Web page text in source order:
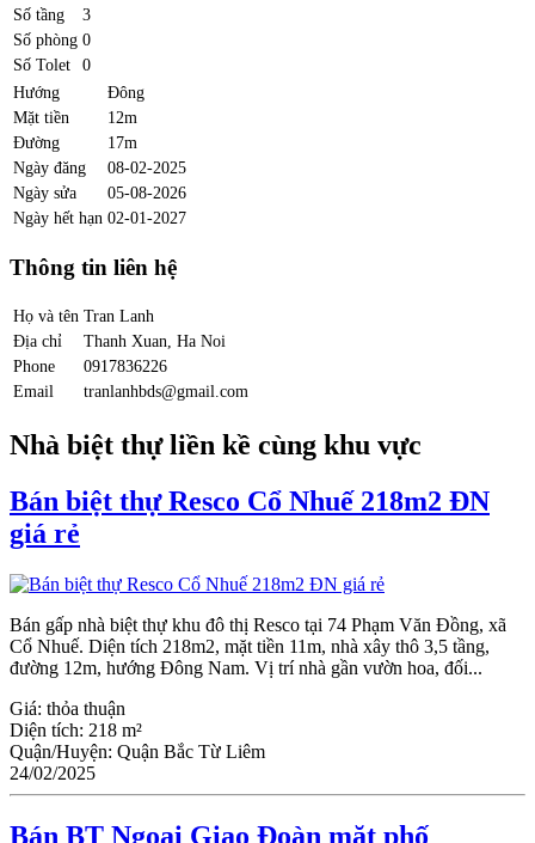
Số tầng
3
Số phòng 0
Số Tolet
0
Hướng
Đông
Mặt tiền
12m
Đường
17m
Ngày đăng
08-02-2025
Ngày sửa
05-08-2026
Ngày hết hạn 02-01-2027
Thông tin liên hệ
Họ và tên Tran Lanh
Địa chỉ
Thanh Xuan, Ha Noi
Phone
0917836226
Email
tranlanhbds@gmail.com
Nhà biệt thự liền kề cùng khu vực
Bán biệt thự Resco Cổ Nhuế 218m2 ĐN
giá rẻ
Bán gấp nhà biệt thự khu đô thị Resco tại 74 Phạm Văn Đồng, xã
Cổ Nhuế. Diện tích 218m2, mặt tiền 11m, nhà xây thô 3,5 tầng,
đường 12m, hướng Đông Nam. Vị trí nhà gần vườn hoa, đối...
Giá: thỏa thuận
Diện tích: 218 m²
Quận/Huyện: Quận Bắc Từ Liêm
24/02/2025
Bán BT Ngoại Giao Đoàn mặt phố